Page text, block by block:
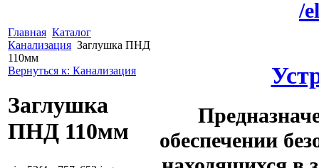
Главная Каталог
Канализация Заглушка ПНД
110мм
Вернуться к: Канализация
Заглушка
ПНД 110мм
обеспечении